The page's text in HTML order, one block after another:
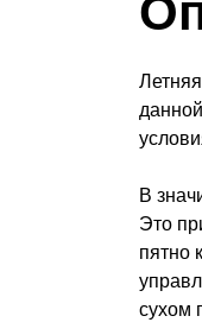
В
Это
пятно
сухом